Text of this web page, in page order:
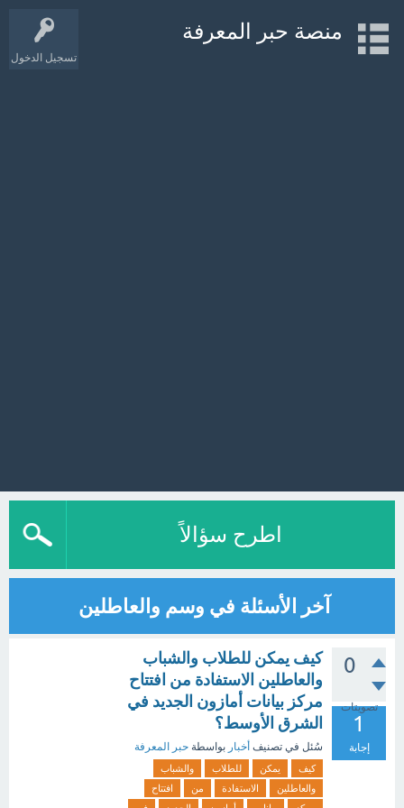
تسجيل الدخول
منصة حبر المعرفة
اطرح سؤالاً
آخر الأسئلة في وسم والعاطلين
0
تصويتات
1
إجابة
كيف يمكن للطلاب والشباب
والعاطلين الاستفادة من افتتاح
مركز بيانات أمازون الجديد في
الشرق الأوسط؟
سُئل في تصنيف أخبار بواسطة حبر المعرفة
كيف يمكن للطلاب
والشباب
والعاطلين
الاستفادة من
افتتاح